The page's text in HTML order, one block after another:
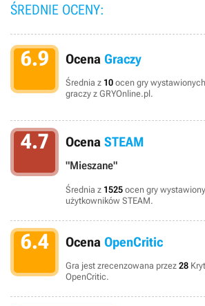
ŚREDNIE OCENY:
6.9 Ocena Graczy
Średnia z 10 ocen gry
graczy z GRYOnline.pl.
4.7 Ocena STEAM
"Mieszane"
Średnia z 1525 ocen gry
użytkowników STEAM.
6.4 Ocena OpenCritic
Gra jest zrecenzowana przez 28
OpenCritic.